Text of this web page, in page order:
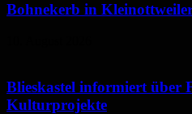
Bohnekerb in
Blieskastel informiert über
Kulturprojekte